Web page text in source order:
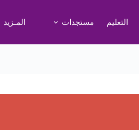
التعليم مستجدات المـزيد